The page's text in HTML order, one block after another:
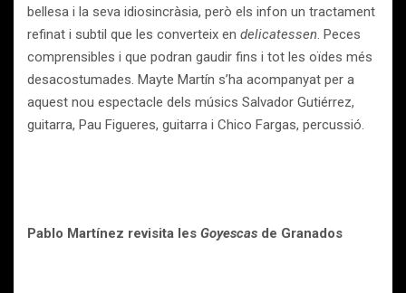
bellesa i la seva idiosincràsia, però els infon un tractament
refinat i subtil que les converteix en delicatessen. Peces
comprensibles i que podran gaudir fins i tot les oïdes més
desacostumades. Mayte Martín s’ha acompanyat per a
aquest nou espectacle dels músics Salvador Gutiérrez,
guitarra, Pau Figueres, guitarra i Chico Fargas, percussió.
Pablo Martínez revisita les Goyescas de Granados